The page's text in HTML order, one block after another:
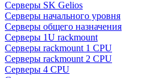
Серверы SK Gelios
Серверы начального уровня
Серверы общего назначения
Серверы 1U rackmount
Серверы rackmount 1 CPU
Серверы rackmount 2 CPU
Серверы 4 CPU